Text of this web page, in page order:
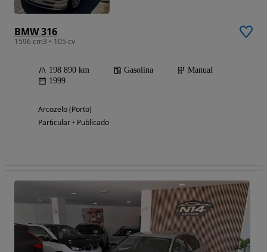
BMW 316
1596 cm3 • 105 cv
198 890 km Gasolina
Manual
1999
Arcozelo (Porto)
Particular • Publicado